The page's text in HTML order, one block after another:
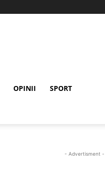
OPINII SPORT
- Advertisment -